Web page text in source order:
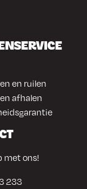
en ruilen
afhalen
met ons!
233